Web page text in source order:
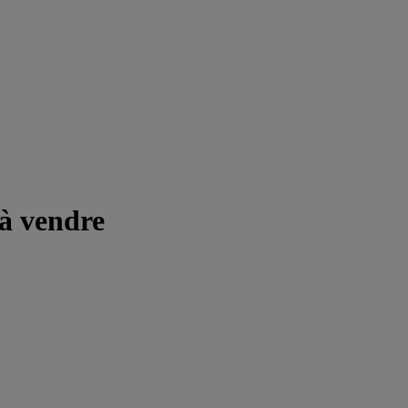
vendre